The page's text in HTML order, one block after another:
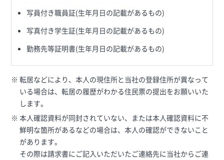
写員付き職員証(生年月日の記載があるもの)
写真付き学生証(生年月日の記載があるもの)
勤務先等証明書(生年月日の記載があるもの)
転居などにより、本人の現住所と当社の登録住所が異なって
いる場合は、転居の履歴がわかる住民票の提出をお願いいた
します。
本人確認資料が同封されていない、または本人確認資料に不
鮮明な箇所があるなどの場合は、本人の確認ができないこと
があります。
その際は請求書にご記入いただいたご連絡先に当社からご連